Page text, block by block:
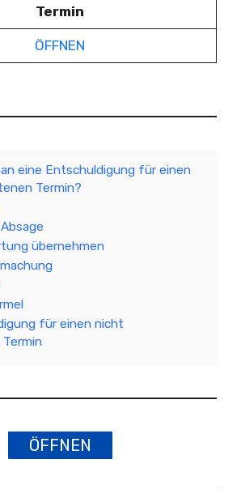
Termin
ÖFFNEN
eine Entschuldigung für einen
Termin?
übernehmen
für einen nicht
ÖFFNEN